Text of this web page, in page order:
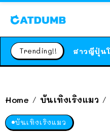
Trending!!
Home / บันเทิงเริงแมว /
บันเทิงเริงแมว